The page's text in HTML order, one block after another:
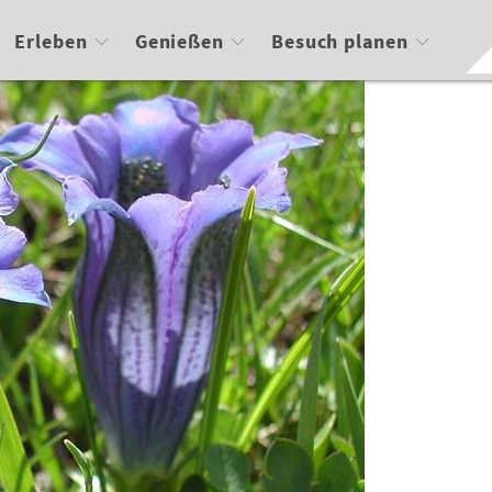
Erleben Genießen Besuch planen